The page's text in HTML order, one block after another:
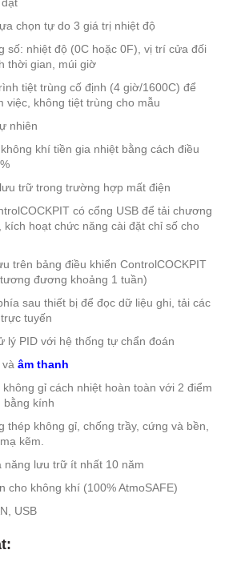
chọn tự do 3 giá trị nhiệt độ
số: nhiệt độ (0C hoặc 0F), vị trí cửa đối
thời gian, múi giờ
tiệt trùng cố định (4 giờ/1600C) để
việc, không tiệt trùng cho mẫu
nhiên
khí tiền gia nhiệt bằng cách điều
trữ trong trường hợp mất điện
có cổng USB để tải chương
hoạt chức năng cài đặt chỉ số cho
trên bảng điều khiển ControlCOCKPIT
đương khoảng 1 tuần)
sau thiết bị để đọc dữ liệu ghi, tải các
tuyến
lý PID với hệ thống tự chẩn đoán
và âm thanh
gỉ cách nhiệt hoàn toàn với 2 điểm
bằng kính
thép không gỉ, chống trầy, cứng và bền,
kẽm.
năng lưu trữ ít nhất 10 năm
cho không khí (100% AtmoSAFE)
USB